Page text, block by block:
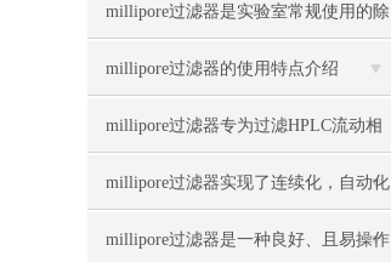
millipore过滤器是实验室常规使用的除
菌过滤工具
millipore过滤器的使用特点介绍
millipore过滤器专为过滤HPLC流动相
设计
millipore过滤器实现了连续化，自动化
生产
millipore过滤器是一种良好、且易操作